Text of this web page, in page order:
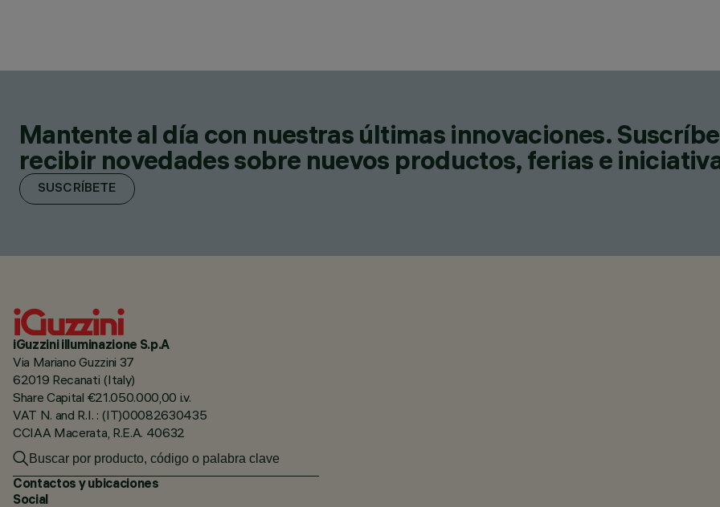
Mantente al día con nuestras últimas innovaciones.
recibir novedades sobre nuevos productos, ferias e
SUSCRÍBETE
iGuzzini illuminazione S.p.A
Via Mariano Guzzini 37
62019 Recanati (Italy)
Share Capital €21.050.000,00 i.v.
VAT N. and R.I. : (IT)00082630435
CCIAA Macerata, R.E.A. 40632
Contactos y ubicaciones
Social